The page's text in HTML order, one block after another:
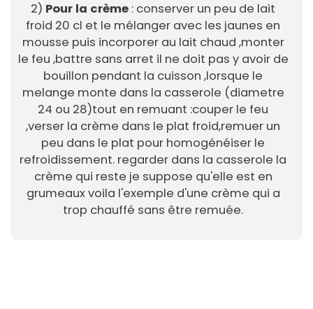
2) Pour la crème : conserver un peu de lait
froid 20 cl et le mélanger avec les jaunes en
mousse puis incorporer au lait chaud ,monter
le feu ,battre sans arret il ne doit pas y avoir de
bouillon pendant la cuisson ,lorsque le
melange monte dans la casserole (diametre
24 ou 28)tout en remuant :couper le feu
,verser la crème dans le plat froid,remuer un
peu dans le plat pour homogénéiser le
refroidissement. regarder dans la casserole la
crème qui reste je suppose qu'elle est en
grumeaux voila l'exemple d'une crème qui a
trop chauffé sans être remuée.